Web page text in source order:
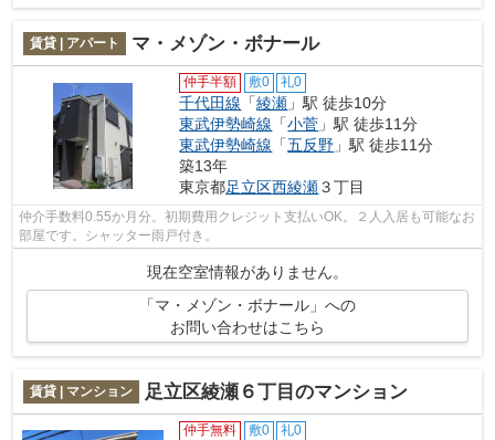
賃貸 | アパート マ・メゾン・ボナール
仲手半額 敷0 礼0
千代田線 「綾瀬 」駅 徒歩10分
東武伊勢崎線 「小菅 」駅 徒歩11分
東武伊勢崎線 「五反野 」駅 徒歩11分
築13年
東京都足立区西綾瀬３丁目
仲介手数料0.55か月分。初期費用クレジット支払いOK。２人入居も可能なお
部屋です。シャッター雨戸付き。
現在空室情報がありません。
「マ・メゾン・ボナール」への
お問い合わせはこちら
賃貸 | マンション 足立区綾瀬６丁目のマンション
仲手無料 敷0 礼0